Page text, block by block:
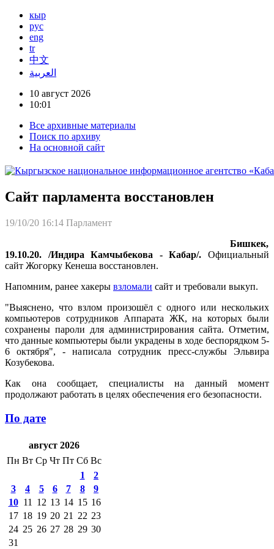
кыр
рус
eng
tr
中文
العربية
10 август 2026
10:01
Все архивные материалы
Поиск по архиву
На основной сайт
Сайт парламента восстановлен
19/10/20 16:14 Парламент
Бишкек,
19.10.20. /Индира Камчыбекова - Кабар/. Официальный
сайт Жогорку Кенеша восстановлен.
Напомним, ранее хакеры взломали сайт и требовали выкуп.
"Выяснено, что взлом произошёл с одного или нескольких
компьютеров сотрудников Аппарата ЖК, на которых были
сохранены пароли для администрирования сайта. Отметим,
что данные компьютеры были украдены в ходе беспорядком 5-
6 октября", - написала сотрудник пресс-службы Эльвира
Козубекова.
Как она сообщает, специалисты на данный момент
продолжают работать в целях обеспечения его безопасности.
По дате
август 2026
Пн Вт Ср Чт Пт Сб Вс
1
2
3
4 5 6 7 8
9
10 11 12 13 14 15 16
17 18 19 20 21 22 23
24 25 26 27 28 29 30
31